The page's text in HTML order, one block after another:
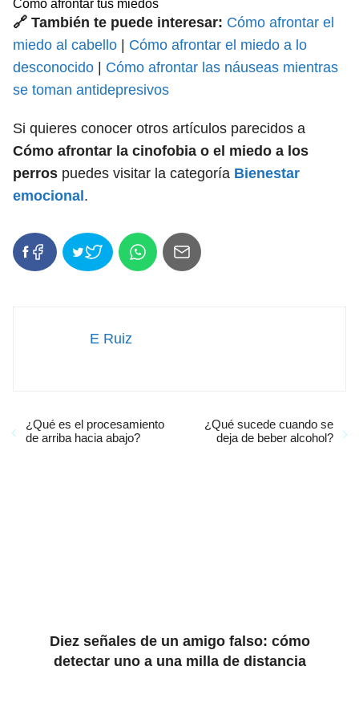
Cómo afrontar tus miedos
🔗 También te puede interesar: Cómo afrontar el
miedo al cabello
Cómo afrontar el miedo a lo
desconocido
Cómo afrontar las náuseas mientras
se toman antidepresivos
Si quieres conocer otros artículos parecidos a
Cómo afrontar la cinofobia o el miedo a los
perros puedes visitar la categoría Bienestar
emocional .
E Ruiz
¿Qué es el procesamiento
de arriba hacia abajo?
¿Qué sucede cuando se
deja de beber alcohol?
Diez señales de un amigo falso: cómo
detectar uno a una milla de distancia